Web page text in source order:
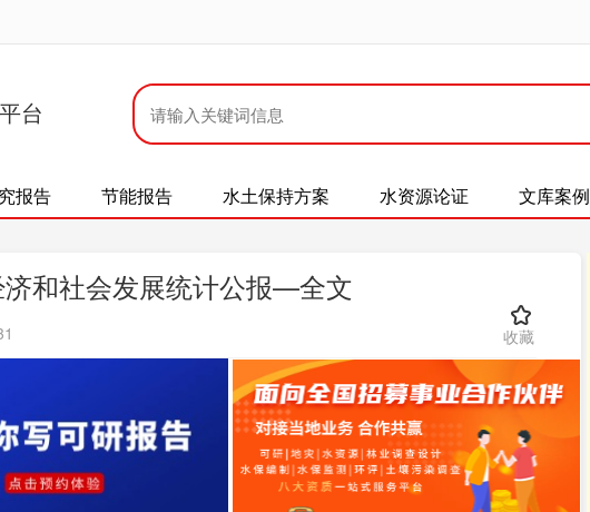
台
报告 节能报告 水土保持方案 水资源论证 文库案例
和社会发展统计公报—全文
收藏